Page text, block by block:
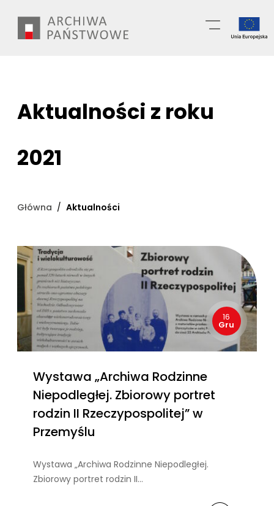
treści
Aktualności z roku
2021
Główna Aktualności
16
Gru
Wystawa „Archiwa Rodzinne
Niepodległej. Zbiorowy portret
rodzin II Rzeczypospolitej” w
Przemyślu
Wystawa „Archiwa Rodzinne Niepodległej.
Zbiorowy portret rodzin II…